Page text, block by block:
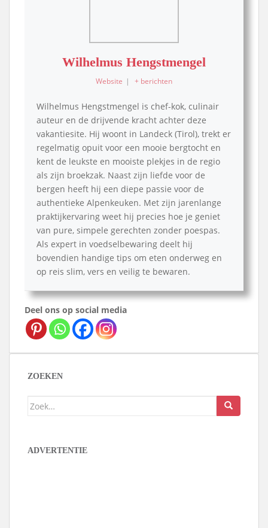
Wilhelmus Hengstmengel
Website | + berichten
Wilhelmus Hengstmengel is chef-kok, culinair
auteur en de drijvende kracht achter deze
vakantiesite. Hij woont in Landeck (Tirol), trekt er
regelmatig opuit voor een mooie bergtocht en
kent de leukste en mooiste plekjes in de regio
als zijn broekzak. Naast zijn liefde voor de
bergen heeft hij een diepe passie voor de
authentieke Alpenkeuken. Met zijn jarenlange
praktijkervaring weet hij precies hoe je geniet
van pure, simpele gerechten zonder poespas.
Als expert in voedselbewaring deelt hij
bovendien handige tips om eten onderweg en
op reis slim, vers en veilig te bewaren.
Deel ons op social media
ZOEKEN
Zoek
ADVERTENTIE